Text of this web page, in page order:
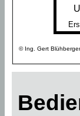
© Ing. Gert Blühberger